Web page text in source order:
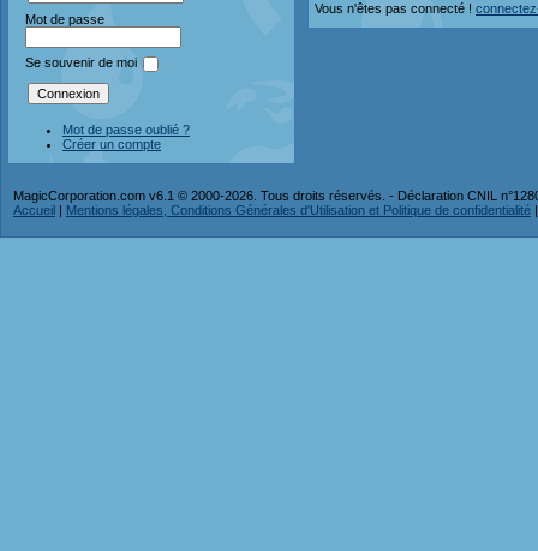
Mot de passe
Se souvenir de moi
Mot de passe oublié ?
Créer un compte
Vous n'êtes pas connecté !
MagicCorporation.com v6.1 © 2000-2026. Tous droits réservés. - Déclaration CNIL
Accueil | Mentions légales, Conditions Générales d'Utilisation et Politique de confidentialité